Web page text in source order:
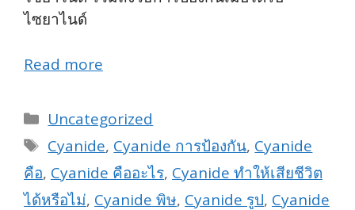
ไซยาไนด์
Read more
Categories
Uncategorized
Tags
Cyanide, Cyanide การป้องกัน, Cyanide
คือ, Cyanide คืออะไร, Cyanide ทำให้เสียชีวิต
ได้หรือไม่, Cyanide พิษ, Cyanide รูป, Cyanide